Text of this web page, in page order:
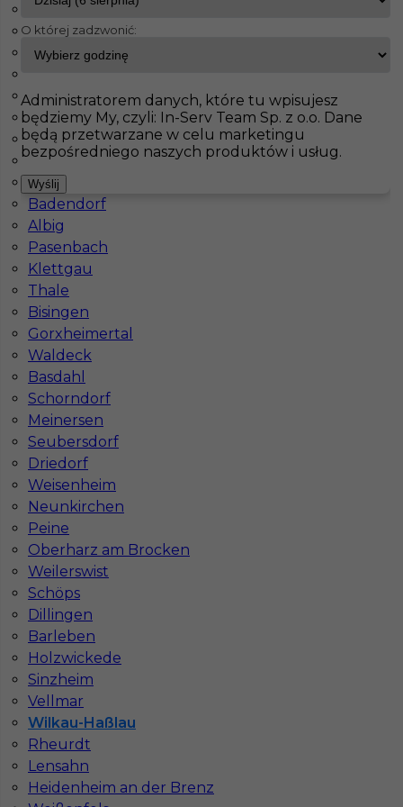
InServ Oferty pracy
Pokaż filtr
Fürstenfeldbruck
Bad Schmiedeberg
Jahnatal
Ecklak
Brieselang
Langerringen
Maintal
Haiterbach
Badendorf
Albig
Pasenbach
Klettgau
Thale
Bisingen
Gorxheimertal
Waldeck
Basdahl
Schorndorf
Meinersen
Seubersdorf
Driedorf
Weisenheim
Neunkirchen
Peine
Oberharz am Brocken
Weilerswist
Schöps
Dillingen
Barleben
Holzwickede
Sinzheim
Vellmar
Wilkau-Haßlau
Rheurdt
Lensahn
Heidenheim an der Brenz
Praca Niemczech - brukarz/ogrodnik (m/k)
Kategoria Prace budowlane
Lokalizacja Wilkau-Haßlau
Wymagane języki
Stawka 18 - 20 € / h
1
Znaleziono 1 wyników
Jak znaleźć pracę za granicą?
Czy praca Niemcy na budowie nadal się
opłaca przy obecnych kosztach życia?
O której zadzwonić:
Administratorem danych, które tu wpisujesz
będziemy My, czyli: In-Serv Team Sp. z o.o. Dane
będą przetwarzane w celu marketingu
bezpośredniego naszych produktów i usług.
Wyślij